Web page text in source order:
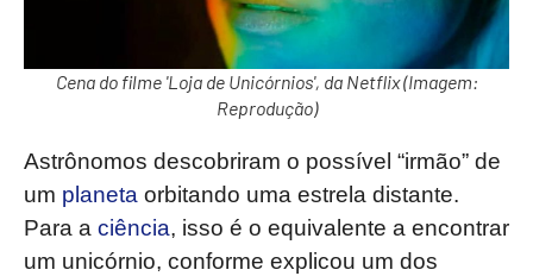
Cena do filme 'Loja de Unicórnios', da Netflix (Imagem:
Reprodução)
Astrônomos descobriram o possível “irmão” de
um planeta orbitando uma estrela distante.
Para a ciência, isso é o equivalente a encontrar
um unicórnio, conforme explicou um dos